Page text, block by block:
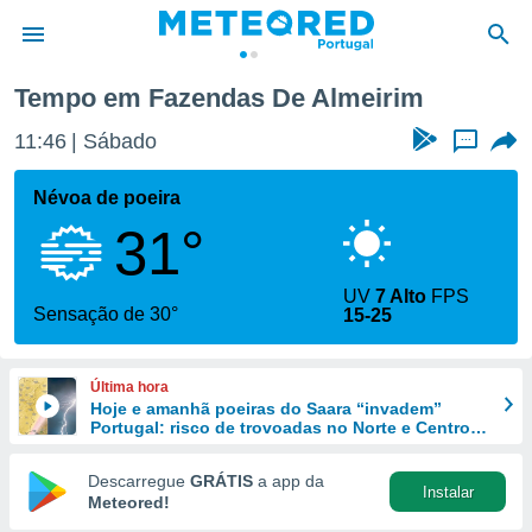
da
foi
fornecidas
a este
das
e
forma
digital
Tempo em Fazendas De Almeirim
11:46 Sábado ...
Névoa de poeira
31°
Sensação de 30°
UV7 Alto FPS
15-25
Última hora
Hoje e amanhã poeiras do Saara “invadem”
Portugal: risco de trovoadas no Norte e Centro
Descarregue GRÁTIS a app da
Meteored!
Instalar